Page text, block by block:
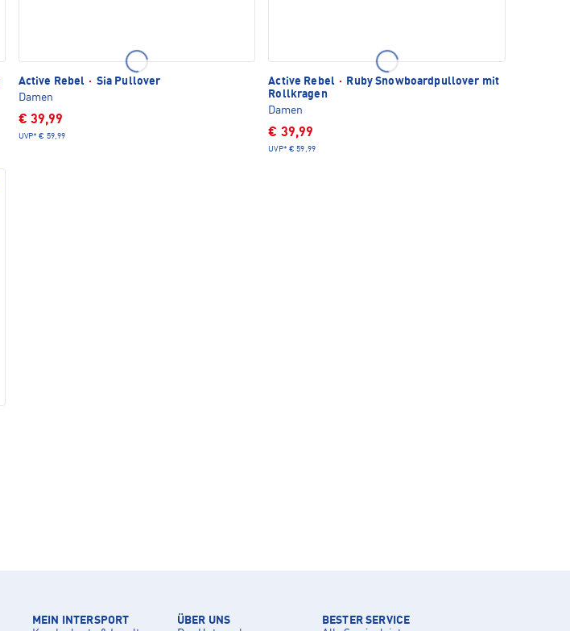
Active Rebel · Sia Pullover
Damen
€ 39,99
UVP* € 59,99
Active Rebel ·
Ruby Snowboardpullover mit
Rollkragen
Damen
€ 39,99
UVP* € 59,99
MEIN INTERSPORT
ÜBER UNS
BESTER SERVICE